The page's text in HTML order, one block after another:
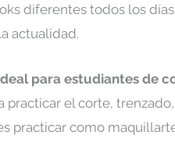
diferentes todos los
actualidad.
para estudiantes de
practicar el corte,
practicar como